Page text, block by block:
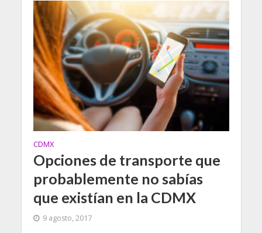
CDMX
Opciones de transporte que
probablemente no sabías
que existían en la CDMX
9 agosto, 2017